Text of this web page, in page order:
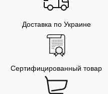
Доставка по Украине
Сертифицированный товар